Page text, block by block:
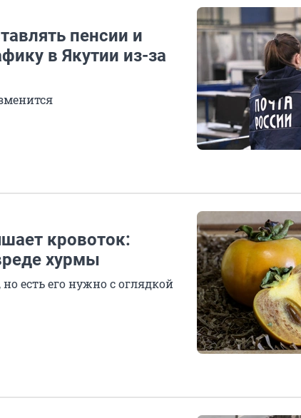
пенсии и
в Якутии из-за
кровоток:
хурмы
есть его нужно с оглядкой